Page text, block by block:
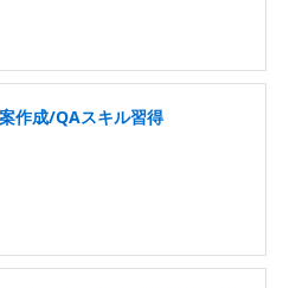
作成/QAスキル習得